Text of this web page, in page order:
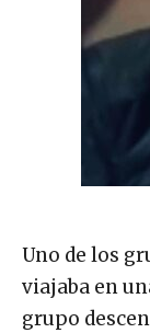
Uno de los
viajaba en
grupo